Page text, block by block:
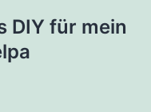
DIY für mein